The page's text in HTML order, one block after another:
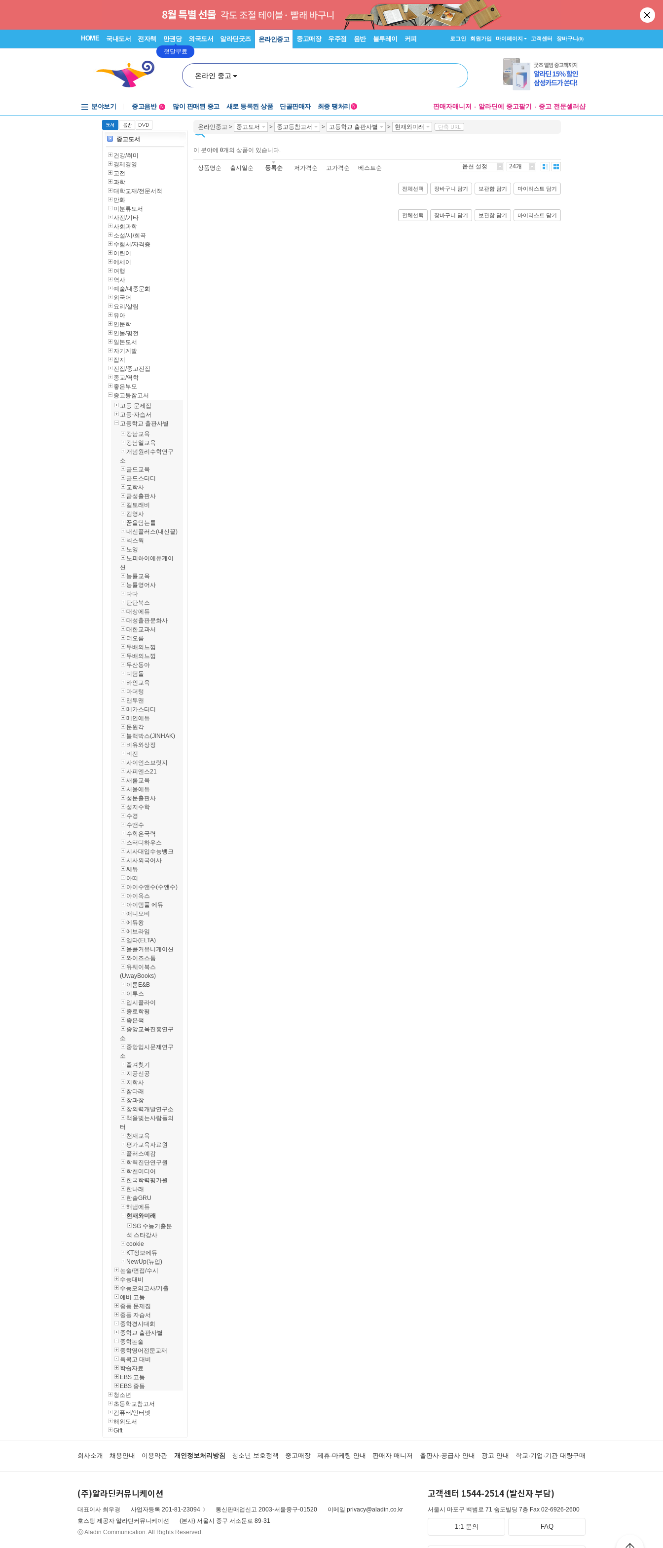
HOME 국내도서 전자책 만권당
첫달무료
외국도서 알라딘굿즈 온라인중고 중고매장 우주점 음반 블루레이 커피 로그인 회원가입 마이페이지 고객센터 장바구니(0)
온라인 중고
분야보기
중고음반
1천원부터
중고음반
N 많이 판매된 중고 새로 등록된 상품 단골판매자 최종 땡처리 N 판매자매니저 알라딘에 중고팔기 중고 전문셀러샵
온라인중고 > 중고도서 > 중고등참고서 > 고등학교 출판사별 > 현재와미래 단축 URL
이 분야에 0개의 상품이 있습니다.
상품명순 출시일순 등록순 저가격순 고가격순 베스트순 옵션 설정 24개
전체선택 장바구니 담기 보관함 담기 마이리스트 담기
전체선택 장바구니 담기 보관함 담기 마이리스트 담기
중고도서
건강/취미
경제경영
고전
과학
대학교재/전문서적
만화
미분류도서
사전/기타
사회과학
소설/시/희곡
수험서/자격증
어린이
에세이
여행
역사
예술/대중문화
외국어
요리/살림
유아
인문학
인물/평전
일본도서
자기계발
잡지
전집/중고전집
종교/역학
좋은부모
중고등참고서
고등-문제집
고등-자습서
고등학교 출판사별
강남교육
강남일교육
개념원리수학연구
소
골드교육
골드스터디
교학사
금성출판사
길토래비
김영사
꿈을담는틀
내신플러스(내신끝)
넥스웍
노잉
노피하이에듀케이
션
능률교육
능률영어사
다다
단단북스
대상에듀
대성출판문화사
대한교과서
더오름
두배의느낌
두배의느낌
두산동아
디딤돌
라인교육
마더텅
맨투맨
메가스터디
메인에듀
문원각
블랙박스(JINHAK)
비유와상징
비전
사이언스브릿지
사피엔스21
새롬교육
서울에듀
성문출판사
성지수학
수경
수앤수
수학은국력
스터디하우스
시사대입수능뱅크
시사외국어사
쎄듀
아띠
아이수앤수(수앤수)
아이옥스
아이템풀 에듀
애니모비
에듀왕
에브라임
엘타(ELTA)
올플커뮤니케이션
와이즈스톰
유웨이북스
(UwayBooks)
이룸E&B
이투스
입시플라이
종로학평
좋은책
중앙교육진흥연구
소
중앙입시문제연구
소
즐겨찾기
지공신공
지학사
참다래
창과창
창의력개발연구소
책을빚는사람들의
터
천재교육
평가교육자료원
플러스예감
학력진단연구원
학천미디어
한국학력평가원
한나래
한솔GRU
해냄에듀
현재와미래
SG 수능기출분
석 스타강사
cookie
KT정보에듀
NewUp(뉴업)
논술/면접/수시
수능대비
수능모의고사/기출
예비 고등
중등 문제집
중등 자습서
중학경시대회
중학교 출판사별
중학논술
중학영어전문교재
특목고 대비
학습자료
EBS 고등
EBS 중등
청소년
초등학교참고서
컴퓨터/인터넷
해외도서
Gift
회사소개 채용안내 이용약관 개인정보처리방침 청소년 보호정책 중고매장 제휴·마케팅 안내 판매자 매니저 출판사·공급사 안내 광고 안내 학교·기업·기관 대량구매
(주)알라딘커뮤니케이션
대표이사 최우경 사업자등록 201-81-23094 통신판매업신고 2003-서울중구-01520
이메일 privacy@aladin.co.kr
호스팅 제공자 알라딘커뮤니케이션
(본사) 서울시 중구 서소문로 89-31
ⓒ Aladin Communication. All Rights Reserved.
고객센터 1544-2514 (발신자 부담)
서울시 마포구 백범로 71 숨도빌딩 7층 Fax 02-6926-2600
1:1 문의 FAQ